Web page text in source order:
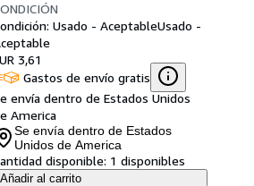
Usado - AceptableUsado -
3,61
Gastos de envío gratis
envía dentro de Estados Unidos
America
Se envía dentro de Estados
Unidos de America
disponible: 1 disponibles
Añadir al carrito